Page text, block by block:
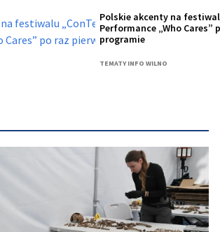
Polskie akcenty na
Performance „Who Cares”
programie
TEMATY INFO WILNO